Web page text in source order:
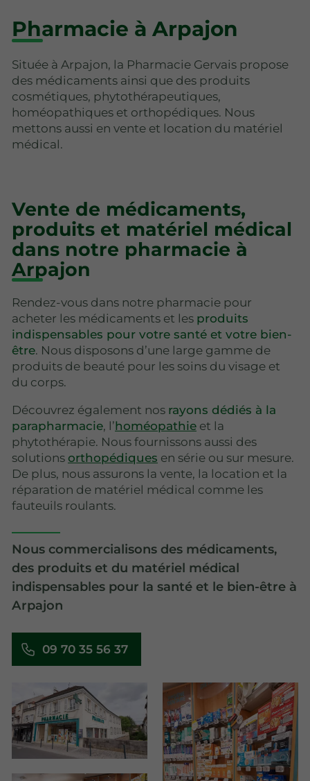
Pharmacie à Arpajon
Située à Arpajon, la Pharmacie Gervais propose
des médicaments ainsi que des produits
cosmétiques, phytothérapeutiques,
homéopathiques et orthopédiques. Nous
mettons aussi en vente et location du matériel
médical.
Vente de médicaments,
produits et matériel médical
dans notre pharmacie à
Arpajon
Rendez-vous dans notre pharmacie pour
acheter les médicaments et les produits
indispensables pour votre santé et votre bien-
être. Nous disposons d’une large gamme de
produits de beauté pour les soins du visage et
du corps.
Découvrez également nos rayons dédiés à la
parapharmacie, l’homéopathie et la
phytothérapie. Nous fournissons aussi des
solutions orthopédiques en série ou sur mesure.
De plus, nous assurons la vente, la location et la
réparation de matériel médical comme les
fauteuils roulants.
Nous commercialisons des médicaments,
des produits et du matériel médical
indispensables pour la santé et le bien-être à
Arpajon
09 70 35 56 37